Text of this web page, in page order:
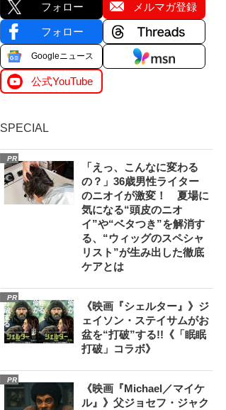
フォロー メルマガ登録
フォロー
Googleニュース
公式YouTube
SPECIAL
PR
「えっ、こんなに変わる
の？」36歳男性ライター
のニオイが激変！ 夏場に
気になる“頭皮のニオ
イ”や“ベタつき”を解消す
る、“ウィッグのスペシャ
リスト”が生み出した徹底
ケアとは
PR
《映画『シェルター』》ジ
ェイソン・ステイサムがお
盆を“打破”する!!《「眠眠
打破」コラボ》
PR
《映画『Michael／マイケ
ル』》父ジョセフ・ジャク